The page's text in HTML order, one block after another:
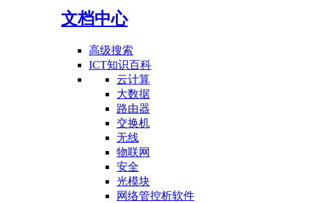
文档中心
高级搜索
ICT知识百科
云计算
大数据
路由器
交换机
无线
物联网
安全
光模块
网络管控析软件